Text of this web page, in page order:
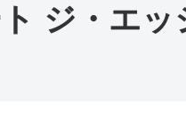
ジ・エッ